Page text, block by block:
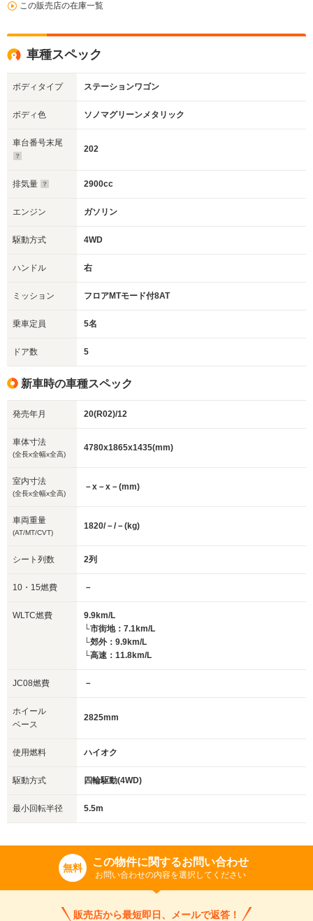
この販売店の在庫一覧
車種スペック
ボディタイプ ステーションワゴン
ボディ色 ソノマグリーンメタリック
車台番号末尾
202
排気量 2900cc
エンジン ガソリン
駆動方式 4WD
ハンドル 右
ミッション フロアMTモード付8AT
乗車定員 5名
ドア数 5
新車時の車種スペック
発売年月 20(R02)/12
車体寸法
(全長x全幅x全高)
4780x1865x1435(mm)
室内寸法
(全長x全幅x全高)
－x－x－(mm)
車両重量
(AT/MT/CVT)
1820/－/－(kg)
シート列数 2列
10・15燃費 －
WLTC燃費
9.9km/L
└市街地：7.1km/L
└郊外：9.9km/L
└高速：11.8km/L
JC08燃費 －
ホイール
ベース
2825mm
使用燃料 ハイオク
駆動方式 四輪駆動(4WD)
最小回転半径 5.5m
無料 この物件に関するお問い合わせ
お問い合わせの内容を選択してください
販売店から最短即日、メールで返答！